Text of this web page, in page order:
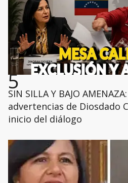
5
SIN SILLA Y BAJO
advertencias de Diosdado
inicio del diálogo